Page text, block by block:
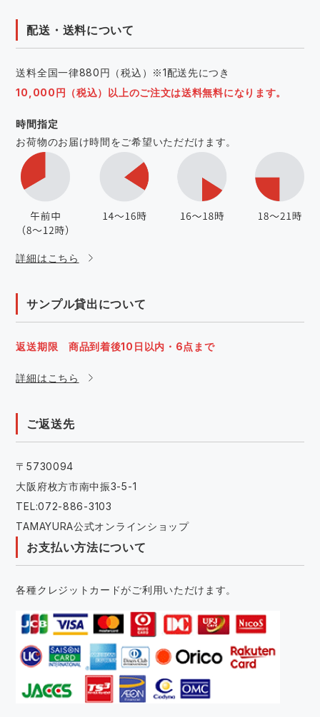
配送・送料について
送料全国一律880円（税込）※1配送先につき
10,000円（税込）以上のご注文は送料無料になります。
時間指定
お荷物のお届け時間をご希望いただだけます。
詳細はこちら
サンプル貸出について
返送期限 商品到着後10日以内・6点まで
詳細はこちら
ご返送先
〒5730094
大阪府枚方市南中振3-5-1
TEL:072-886-3103
TAMAYURA公式オンラインショップ
お支払い方法について
各種クレジットカードがご利用いただけます。